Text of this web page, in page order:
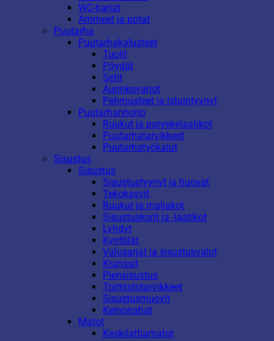
WC-harjat
Ammeet ja potat
Puutarha
Puutarhakalusteet
Tuolit
Pöydät
Setit
Aurinkovarjot
Pehmusteet ja istuintyynyt
Puutarhanhoito
Ruukut ja parvekelaatikot
Puutarhatarvikkeet
Puutarhatyökalut
Sisustus
Sisustus
Sisustustyynyt ja huovat
Tekokasvit
Ruukut ja maljakot
Sisustuskorit ja -laatikot
Lyhdyt
Kynttilät
Valosarjat ja sisustusvalot
Kranssit
Piensisustus
Toimistotarvikkeet
Sisustusmuovit
Keinonahat
Matot
Keskilattiamatot